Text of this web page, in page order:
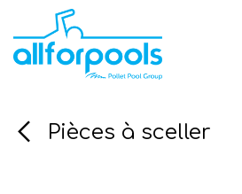
Se rendre au contenu
Pièces à sceller